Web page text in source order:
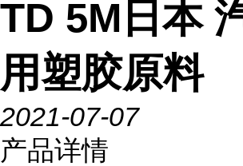
TD 5M日本
用塑胶原料
2021-07-07
产品详情